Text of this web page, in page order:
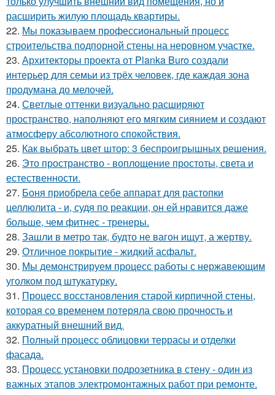
расширить жилую площадь квартиры.
22. Мы показываем профессиональный процесс
строительства подпорной стены на неровном участке.
23. Архитекторы проекта от Planka Buro создали
интерьер для семьи из трёх человек, где каждая зона
продумана до мелочей.
24. Светлые оттенки визуально расширяют
пространство, наполняют его мягким сиянием и создают
атмосферу абсолютного спокойствия.
25. Как выбрать цвет штор: 3 беспроигрышных решения.
26. Это пространство - воплощение простоты, света и
естественности.
27. Боня приобрела себе аппарат для растопки
целлюлита - и, судя по реакции, он ей нравится даже
больше, чем фитнес - тренеры.
28. Зашли в метро так, будто не вагон ищут, а жертву.
29. Отличное покрытие - жидкий асфальт.
30. Мы демонстрируем процесс работы с нержавеющим
уголком под штукатурку.
31. Процесс восстановления старой кирпичной стены,
которая со временем потеряла свою прочность и
аккуратный внешний вид.
32. Полный процесс облицовки террасы и отделки
фасада.
33. Процесс установки подрозетника в стену - один из
важных этапов электромонтажных работ при ремонте.